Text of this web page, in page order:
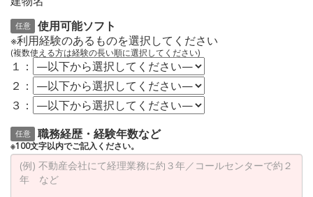
任意
使用可能ソフト
※利用経験のあるものを選択してください
(複数使える方は経験の長い順に選択してください)
１：
２：
３：
任意 職務経歴・経験年数など
※100文字以内でご記入ください。